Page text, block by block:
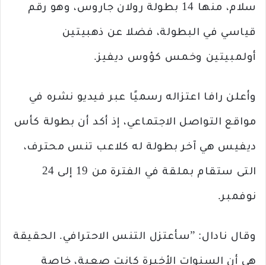
سلام، منها 14 بطولة رولان جاروس، وهو رقم
قياسي في البطولة، فضلا عن ذهبيتين
أولمبيتين وخمس كؤوس ديفيز.
وأعلن رافا اعتزاله رسميًا عبر فيديو نشره في
مواقع التواصل الاجتماعي، إذ أكد أن بطولة كأس
ديفيس هي آخر بطولة له كلاعب تنس محترف،
التى ستقام بملقة في الفترة من 19 إلى 24
نوفمبر.
وقال نادال: ”سأعتزل التنس الاحترافي. الحقيقة
هي أن السنوات الأخيرة كانت صعبة، خاصة